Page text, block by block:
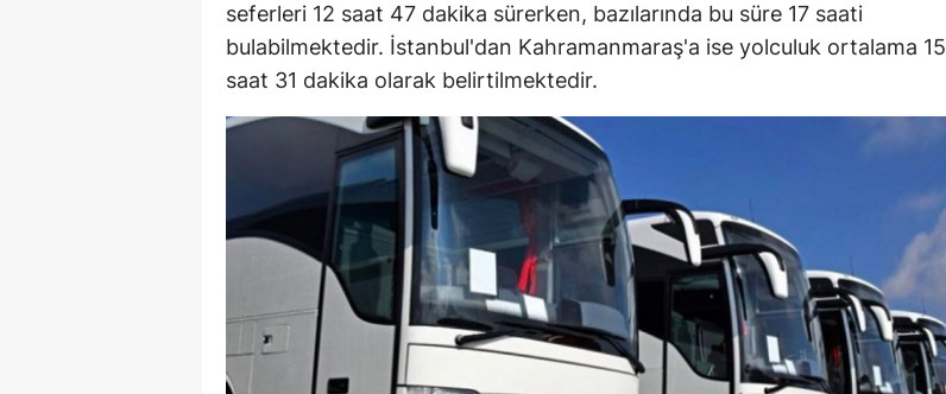
seferleri 12 saat 47 dakika sürerken, bazılarında bu süre 17 saati
bulabilmektedir. İstanbul'dan Kahramanmaraş'a ise yolculuk ortalama 15
saat 31 dakika olarak belirtilmektedir.